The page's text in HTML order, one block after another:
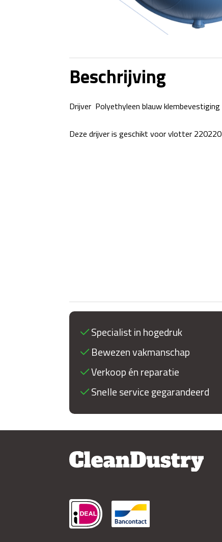
Beschrijving
Drijver Polyethyleen blauw klembevestiging
Deze drijver is geschikt voor vlotter 220220
Specialist in hogedruk
Bewezen vakmanschap
Verkoop én reparatie
Snelle service gegarandeerd